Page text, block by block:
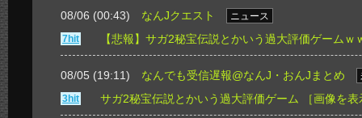
08/06 (00:43) なんJクエスト
ニュース
7hit
【悲報】サガ2秘宝伝説とかいう過大評価ゲームｗ
08/05 (19:11) なんでも受信遅報@なんJ・おんJまとめ
3hit
サガ2秘宝伝説とかいう過大評価ゲーム ［画像を